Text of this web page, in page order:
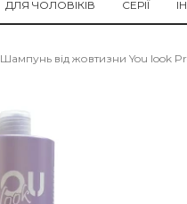
ДЛЯ ЧОЛОВІКІВ СЕРІЇ
Шампунь від жовтизни You look